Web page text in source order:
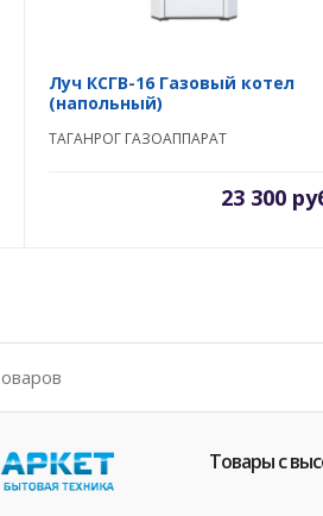
Луч КСГВ-16 Газовый котел
(напольный)
ТАГАНРОГ ГАЗОАППАРАТ
23 300
Товары с